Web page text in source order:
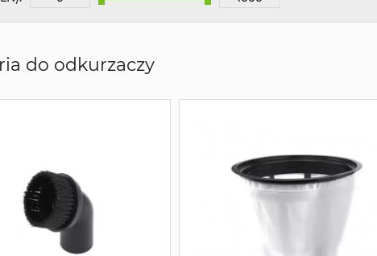
do odkurzaczy